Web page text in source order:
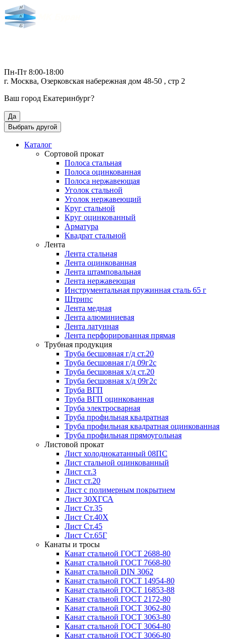
Пн-Пт 8:00-18:00
г. Москва, Озерковская набережная дом 48-50 , стр 2
Ваш город Екатеринбург?
Да
Выбрать другой
Каталог
Сортовой прокат
Полоса стальная
Полоса оцинкованная
Полоса нержавеющая
Уголок стальной
Уголок нержавеющий
Круг стальной
Круг оцинкованный
Арматура
Квадрат стальной
Лента
Лента стальная
Лента оцинкованная
Лента штамповальная
Лента нержавеющая
Инструментальная пружинная сталь 65 г
Штрипс
Лента медная
Лента алюминиевая
Лента латунная
Лента перфорированная прямая
Трубная продукция
Труба бесшовная г/д ст.20
Труба бесшовная г/д 09г2с
Труба бесшовная х/д ст.20
Труба бесшовная х/д 09г2с
Труба ВГП
Труба ВГП оцинкованная
Труба электросварная
Труба профильная квадратная
Труба профильная квадратная оцинкованная
Труба профильная прямоугольная
Листовой прокат
Лист холоднокатанный 08ПС
Лист стальной оцинкованный
Лист ст.3
Лист ст.20
Лист с полимерным покрытием
Лист 30ХГСА
Лист Ст.35
Лист Ст.40Х
Лист Ст.45
Лист Ст.65Г
Канаты и тросы
Канат стальной ГОСТ 2688-80
Канат стальной ГОСТ 7668-80
Канат стальной DIN 3062
Канат стальной ГОСТ 14954-80
Канат стальной ГОСТ 16853-88
Канат стальной ГОСТ 2172-80
Канат стальной ГОСТ 3062-80
Канат стальной ГОСТ 3063-80
Канат стальной ГОСТ 3064-80
Канат стальной ГОСТ 3066-80